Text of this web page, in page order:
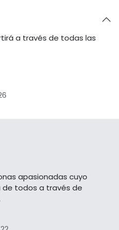
a través de todas las
apasionadas cuyo
de todos a través de